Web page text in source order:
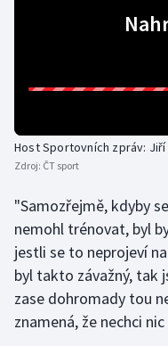
Vodní slalom
Ostatní
Host Sportovních zpráv:
Zdroj: ČT sport
"Samozřejmě, kdyby
nemohl trénovat, byl
jestli se to neprojeví
byl takto závažný, tak
zase dohromady tou
znamená, že nechci